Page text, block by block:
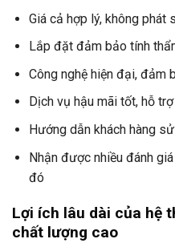
Giá cả hợp lý, không phát
Lắp đặt đảm bảo tính
Công nghệ hiện đại, đảm
Dịch vụ hậu mãi tốt, hỗ
Hướng dẫn khách hàng
Nhận được nhiều đánh
đó
Lợi ích lâu dài của hệ
chất lượng cao